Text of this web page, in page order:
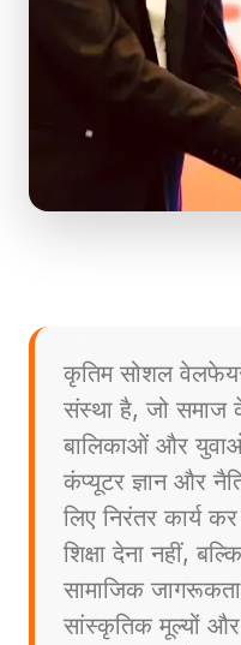
कृतिम सोशल
संस्था है, जो समाज
बालिकाओं और युवाओं
कंप्यूटर ज्ञान और
लिए निरंतर कार्य
शिक्षा देना नहीं,
सामाजिक
सांस्कृतिक मूल्यों